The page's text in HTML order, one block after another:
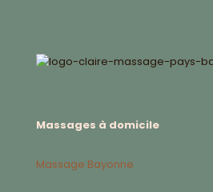
Massages à domicile
Massage Bayonne